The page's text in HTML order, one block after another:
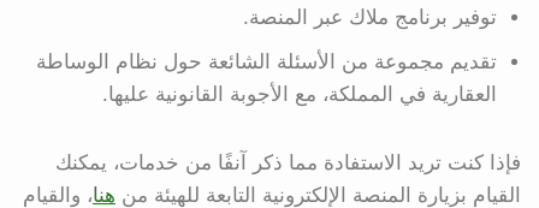
توفير برنامج ملاك عبر المنصة.
تقديم مجموعة من الأسئلة الشائعة حول نظام الوساطة
العقارية في المملكة، مع الأجوبة القانونية عليها.
فإذا كنت تريد الاستفادة مما ذكر آنفًا من خدمات، يمكنك
القيام بزيارة المنصة الإلكترونية التابعة للهيئة من هنا، والقيام